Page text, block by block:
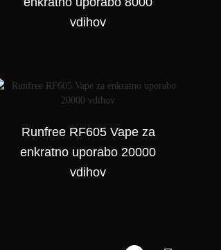
vdihov
Runfree RF605 Vape za
enkratno uporabo 20000
vdihov